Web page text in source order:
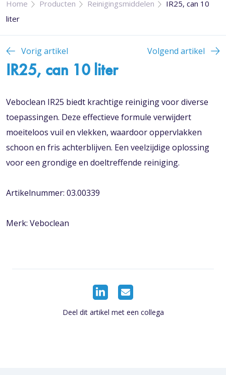
Home Producten Reinigingsmiddelen
IR25, can 10
liter
Vorig artikel Volgend artikel
IR25, can 10 liter
Veboclean IR25 biedt krachtige reiniging voor diverse
toepassingen. Deze effectieve formule verwijdert
moeiteloos vuil en vlekken, waardoor oppervlakken
schoon en fris achterblijven. Een veelzijdige oplossing
voor een grondige en doeltreffende reiniging.
Artikelnummer: 03.00339
Merk: Veboclean
Deel dit artikel met een collega